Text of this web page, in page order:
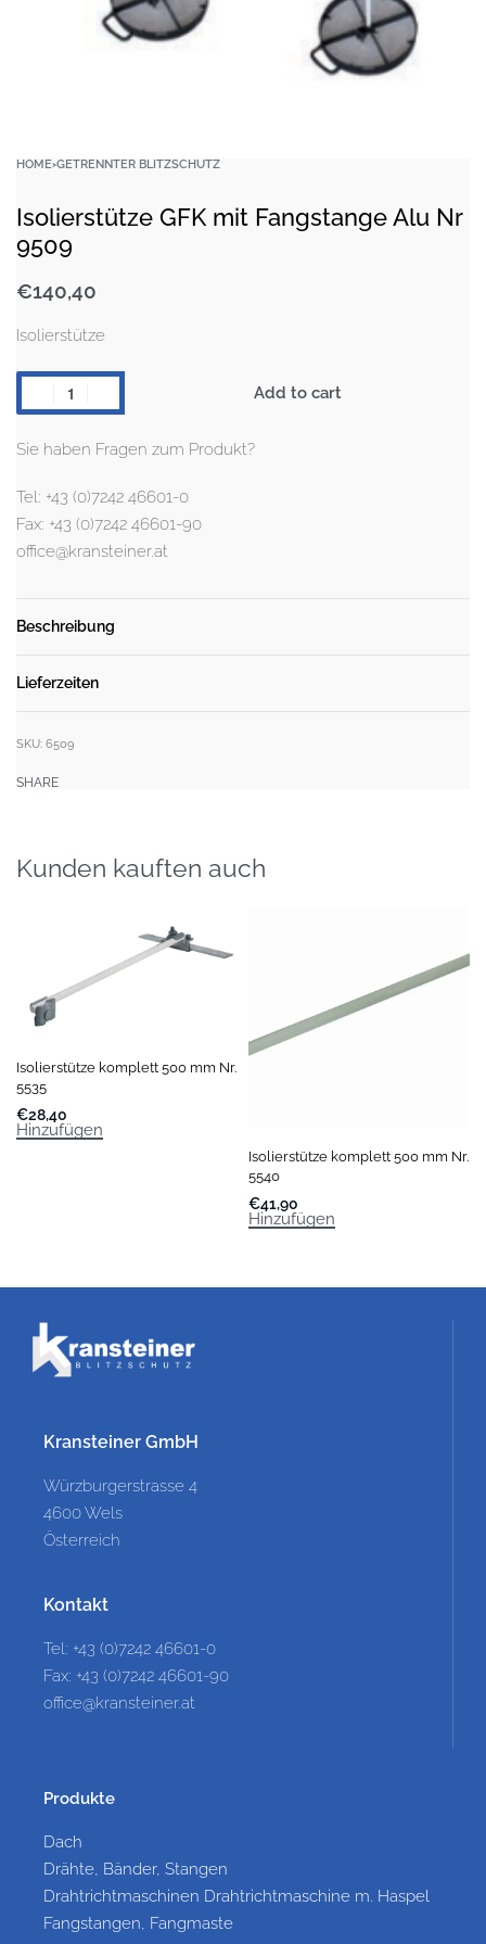
HOME›GETRENNTER BLITZSCHUTZ
Isolierstütze GFK mit Fangstange Alu Nr
9509
€140,40
Isolierstütze
Add to cart
Sie haben Fragen zum Produkt?
Tel: +43 (0)7242 46601-0
Fax: +43 (0)7242 46601-90
office@kransteiner.at
Beschreibung
Lieferzeiten
SKU: 6509
SHARE
Kunden kauften auch
Isolierstütze komplett 500 mm Nr.
5535
€28,40
Hinzufügen
Isolierstütze komplett 500 mm Nr.
5540
€41,90
Hinzufügen
Kransteiner GmbH
Würzburgerstrasse 4
4600 Wels
Österreich
Kontakt
Tel: +43 (0)7242 46601-0
Fax: +43 (0)7242 46601-90
office@kransteiner.at
Produkte
Dach
Drähte, Bänder, Stangen
Drahtrichtmaschinen Drahtrichtmaschine m. Haspel
Fangstangen, Fangmaste